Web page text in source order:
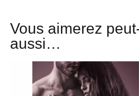
Vous aimerez
aussi…